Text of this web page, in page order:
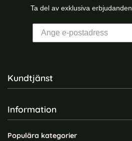
Ta del av exklusiva
Sidfot Blandad info
Kundtjänst
Information
Populära kategorier